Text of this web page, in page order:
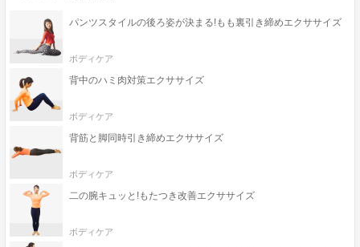
パンツスタイルの後ろ姿が決まる!もも裏引き締めエクササイズ
ボディケア
背中のハミ肉対策エクササイズ
ボディケア
背筋と脚同時引き締めエクササイズ
ボディケア
二の腕キュッと!もたつき改善エクササイズ
ボディケア